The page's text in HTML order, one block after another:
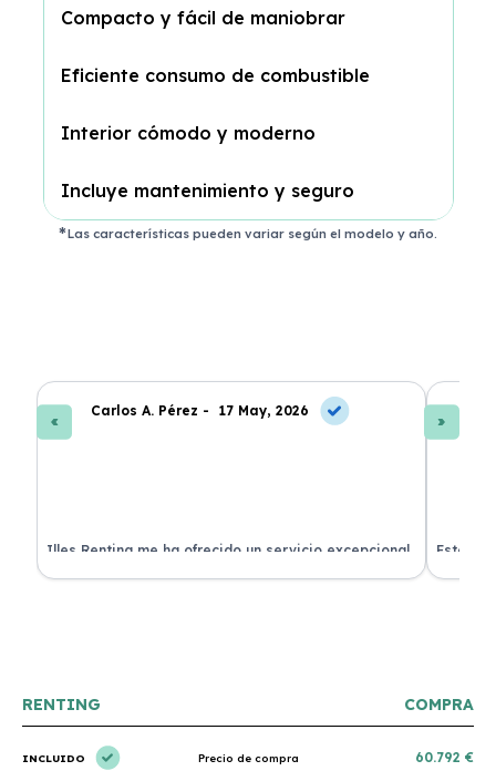
Compacto y fácil de maniobrar
Eficiente consumo de combustible
Interior cómodo y moderno
Incluye mantenimiento y seguro
Las características pueden variar según el modelo y año.
Carlos A. Pérez - 17 May, 2026
Illes Renting me ha ofrecido un servicio excepcional.
Su atención al cliente es muy buena y el coche llegó
Estoy
nuevo y
RENTING COMPRA
INCLUIDO Precio de compra 60.792 €